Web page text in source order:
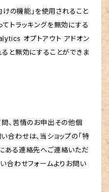
の機能」を使用されること
トラッキングを無効にする
オプトアウト アドオン
と無効にすることができま
問、苦情のお申出その他個
合わせは、当ショップの「特
ある連絡先へご連絡いただ
合わせフォームよりお問い